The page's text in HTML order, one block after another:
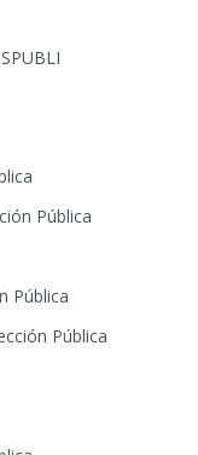
Pública
Pública
Pública